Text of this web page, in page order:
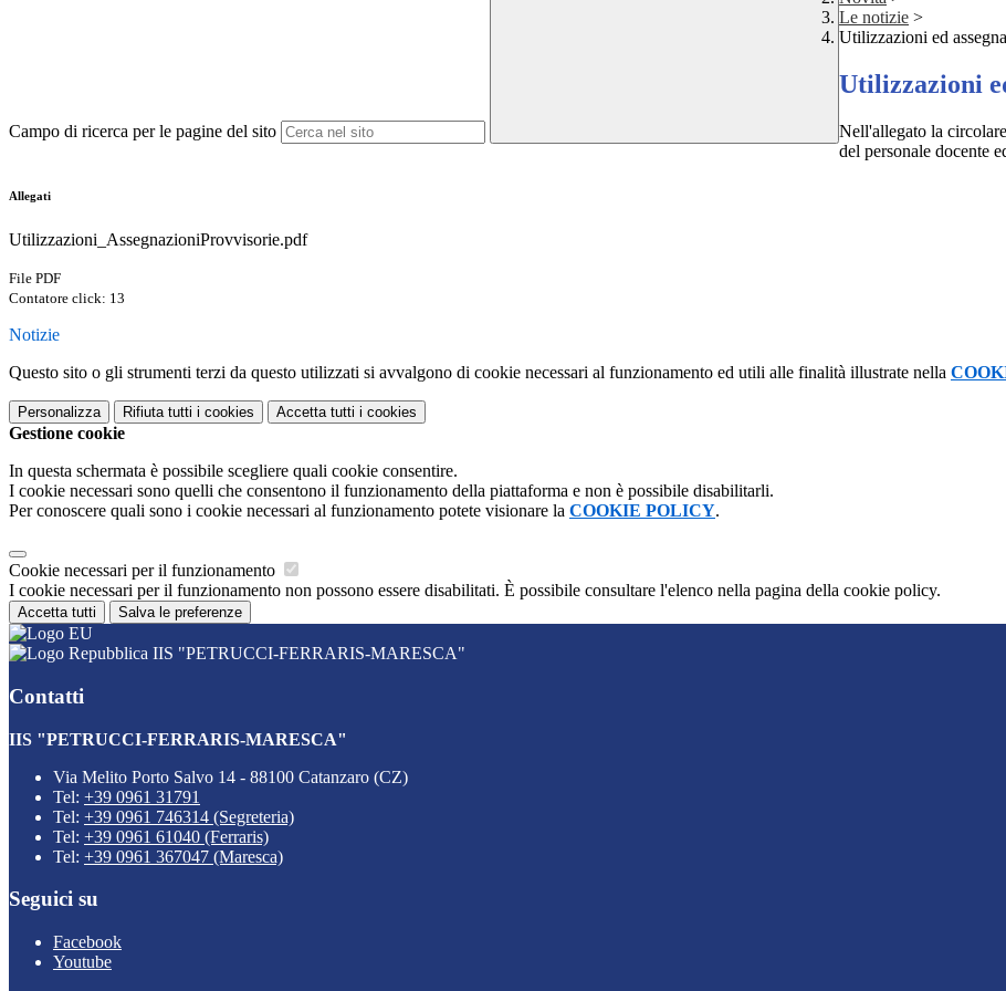
Campo di ricerca per le pagine del sito
Le notizie >
Utilizzazioni ed
Utilizzazioni
Nell'allegato la
del personale docente
Allegati
Utilizzazioni_AssegnazioniProvvisorie.pdf
File PDF
Contatore click: 13
Notizie
Questo sito o gli strumenti terzi da questo utilizzati si avvalgono di cookie necessari al funzionamento ed utili alle finalità illustrate nella
Personalizza Rifiuta tutti i cookies Accetta tutti i cookies
Gestione cookie
In questa schermata è possibile scegliere quali cookie consentire.
I cookie necessari sono quelli che consentono il funzionamento della piattaforma e non è possibile disabilitarli.
Per conoscere quali sono i cookie necessari al funzionamento potete visionare la COOKIE POLICY.
Cookie necessari per il funzionamento
I cookie necessari per il funzionamento non possono essere disabilitati. È possibile consultare l'elenco nella pagina della cookie policy.
Accetta tutti Salva le preferenze
IIS "PETRUCCI-FERRARIS-MARESCA"
Contatti
IIS "PETRUCCI-FERRARIS-MARESCA"
Via Melito Porto Salvo 14 - 88100 Catanzaro (CZ)
Tel: +39 0961 31791
Tel: +39 0961 746314 (Segreteria)
Tel: +39 0961 61040 (Ferraris)
Tel: +39 0961 367047 (Maresca)
Seguici su
Facebook
Youtube